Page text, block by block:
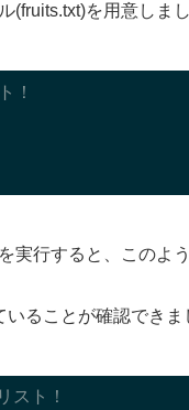
(fruits.txt)を用意しまし
！
実行すると、このよ
ることが確認できま